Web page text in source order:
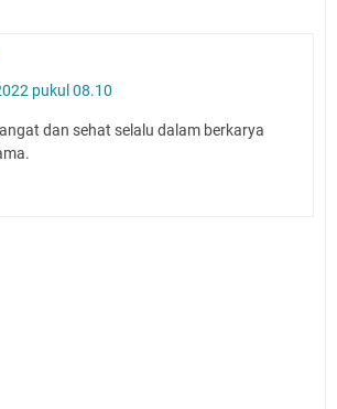
pukul 08.10
dan sehat selalu dalam berkarya